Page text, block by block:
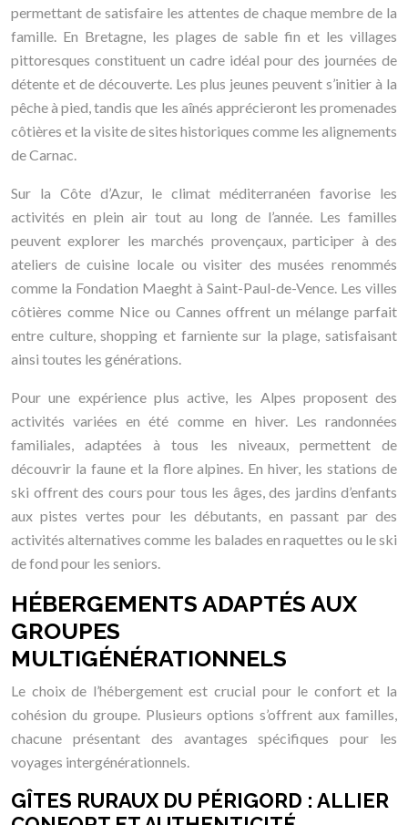
permettant de satisfaire les attentes de chaque membre de la
famille. En Bretagne, les plages de sable fin et les villages
pittoresques constituent un cadre idéal pour des journées de
détente et de découverte. Les plus jeunes peuvent s’initier à la
pêche à pied, tandis que les aînés apprécieront les promenades
côtières et la visite de sites historiques comme les alignements
de Carnac.
Sur la Côte d’Azur, le climat méditerranéen favorise les
activités en plein air tout au long de l’année. Les familles
peuvent explorer les marchés provençaux, participer à des
ateliers de cuisine locale ou visiter des musées renommés
comme la Fondation Maeght à Saint-Paul-de-Vence. Les villes
côtières comme Nice ou Cannes offrent un mélange parfait
entre culture, shopping et farniente sur la plage, satisfaisant
ainsi toutes les générations.
Pour une expérience plus active, les Alpes proposent des
activités variées en été comme en hiver. Les randonnées
familiales, adaptées à tous les niveaux, permettent de
découvrir la faune et la flore alpines. En hiver, les stations de
ski offrent des cours pour tous les âges, des jardins d’enfants
aux pistes vertes pour les débutants, en passant par des
activités alternatives comme les balades en raquettes ou le ski
de fond pour les seniors.
HÉBERGEMENTS ADAPTÉS AUX
GROUPES
MULTIGÉNÉRATIONNELS
Le choix de l’hébergement est crucial pour le confort et la
cohésion du groupe. Plusieurs options s’offrent aux familles,
chacune présentant des avantages spécifiques pour les
voyages intergénérationnels.
GÎTES RURAUX DU PÉRIGORD : ALLIER